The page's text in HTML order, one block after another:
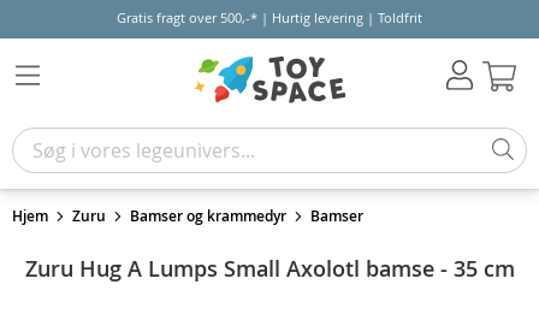
Gratis fragt over 500,-* | Hurtig levering | Toldfrit
Hjem Zuru Bamser og krammedyr Bamser
Zuru Hug A Lumps Small Axolotl bamse - 35 cm